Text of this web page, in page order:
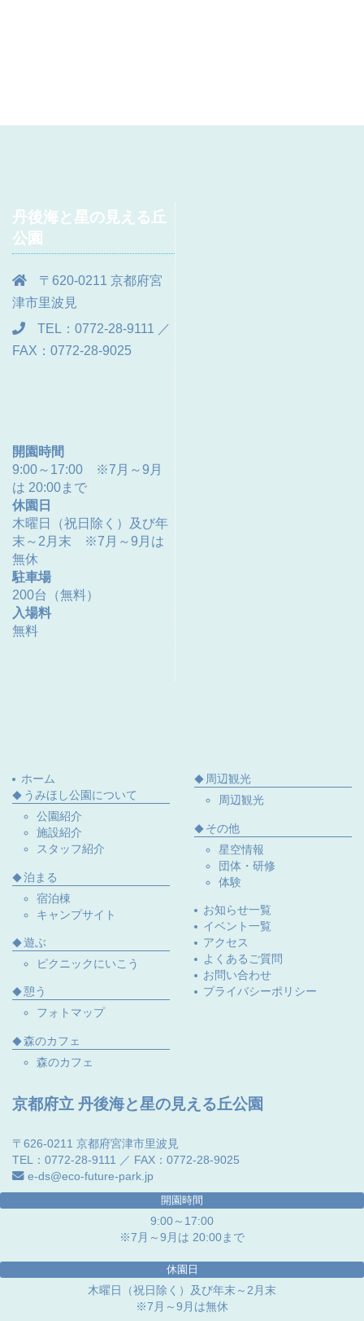
丹後海と星の見える丘
公園
〒620-0211 京都府宮
津市里波見
TEL：0772-28-9111 ／
FAX：0772-28-9025
開園時間
9:00～17:00 ※7月～9月
は 20:00まで
休園日
木曜日（祝日除く）及び年
末～2月末 ※7月～9月は
無休
駐車場
200台（無料）
入場料
無料
ホーム
うみほし公園について
公園紹介
施設紹介
スタッフ紹介
泊まる
宿泊棟
キャンプサイト
遊ぶ
ピクニックにいこう
憩う
フォトマップ
森のカフェ
森のカフェ
周辺観光
周辺観光
その他
星空情報
団体・研修
体験
お知らせ一覧
イベント一覧
アクセス
よくあるご質問
お問い合わせ
プライバシーポリシー
京都府立 丹後海と星の見える丘公園
〒626-0211 京都府宮津市里波見
TEL：0772-28-9111 ／ FAX：0772-28-9025
e-ds@eco-future-park.jp
開園時間
9:00～17:00
※7月～9月は 20:00まで
休園日
木曜日（祝日除く）及び年末～2月末
※7月～9月は無休